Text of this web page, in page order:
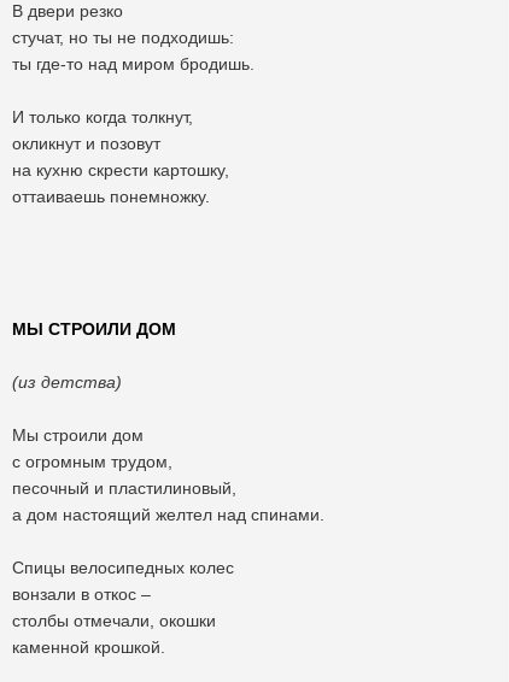
В двери резко
стучат, но ты не подходишь:
ты где-то над миром бродишь.
И только когда толкнут,
окликнут и позовут
на кухню скрести картошку,
оттаиваешь понемножку.
МЫ СТРОИЛИ ДОМ
(из детства)
Мы строили дом
с огромным трудом,
песочный и пластилиновый,
а дом настоящий желтел над спинами.
Спицы велосипедных колес
вонзали в откос –
столбы отмечали, окошки
каменной крошкой.